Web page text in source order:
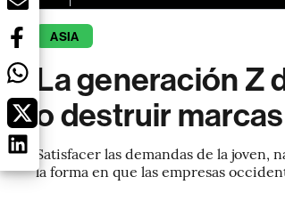
ASIA
La generación Z
o destruir
Satisfacer las demandas de la
la forma en que las empresas